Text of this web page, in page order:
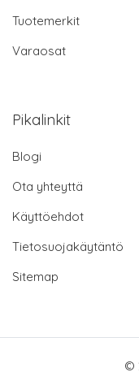
Tuotemerkit
Varaosat
Pikalinkit
Blogi
Ota yhteyttä
Käyttöehdot
Tietosuojakäytäntö
Sitemap
©